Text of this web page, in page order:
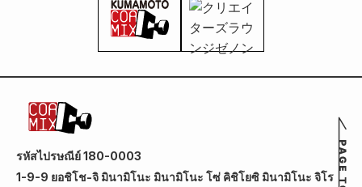
รหัสไปรษณีย์ 180-0003
1-9-9 ยอชิโช-จิ มินามิโนะ มินามิโนะ โซ่ คิชิโยซิ มินามิโนะ จิโร